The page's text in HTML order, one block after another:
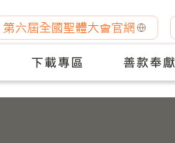
第六屆全國聖體大會官網
下載專區 善款奉獻